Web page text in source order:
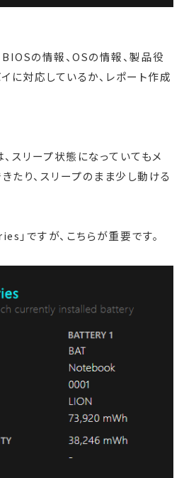
BIOSの情報、OSの情報、製品役
に対応しているか、レポート作成
スリープ状態になっていてもメ
たり、スリープのまま少し動ける
ですが、こちらが重要です。